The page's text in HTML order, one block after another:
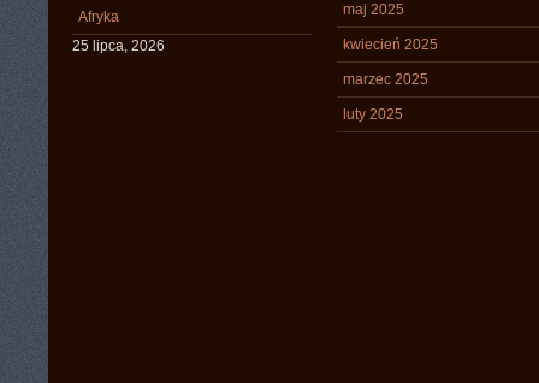
Afryka
25 lipca, 2026
maj 2025
kwiecień 2025
marzec 2025
luty 2025